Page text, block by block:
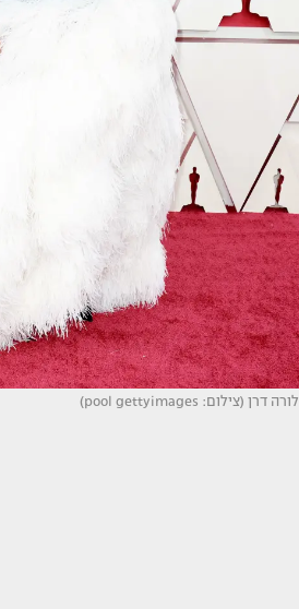
לורה דרן (צילום: pool gettyimages)